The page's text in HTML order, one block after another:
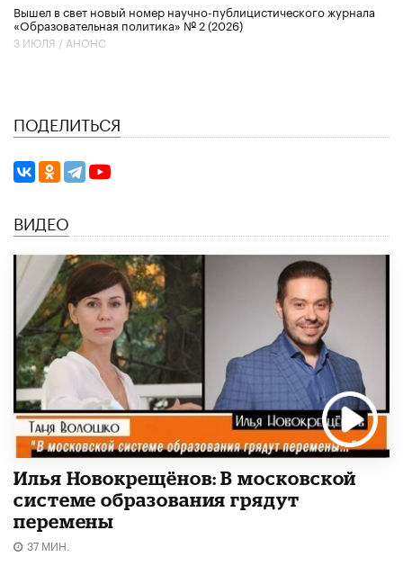
Вышел в свет новый номер научно-публицистического журнала
«Образовательная политика» № 2 (2026)
3 ИЮЛЯ / АНОНС
ПОДЕЛИТЬСЯ
ВИДЕО
Илья Новокрещёнов: В московской
системе образования грядут
перемены
37 МИН.